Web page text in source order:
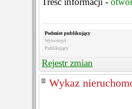
Podmiot publikujący
Wytworzył
Publikujący
Rejestr zmian
Wykaz